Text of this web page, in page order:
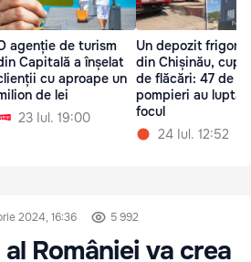
agenție de turism
Capitală a înșelat
cu aproape un
de lei
23 Iul. 19:00
Un depozit
din Chișinău,
de flăcări: 47 de
pompieri au luptat
focul
24 Iul. 12:52
2024, 16:36 5 992
României va crea